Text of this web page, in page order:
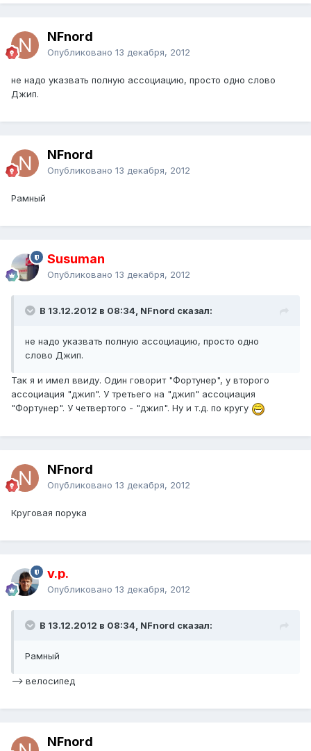
NFnord
Опубликовано 13 декабря, 2012
не надо указвать полную ассоциацию, просто одно слово
Джип.
NFnord
Опубликовано 13 декабря, 2012
Рамный
Susuman
Опубликовано 13 декабря, 2012
В 13.12.2012 в 08:34, NFnord сказал:
не надо указвать полную ассоциацию, просто одно
слово Джип.
Так я и имел ввиду. Один говорит "Фортунер", у второго
ассоциация "джип". У третьего на "джип" ассоциация
"Фортунер". У четвертого - "джип". Ну и т.д. по кругу
NFnord
Опубликовано 13 декабря, 2012
Круговая порука
v.p.
Опубликовано 13 декабря, 2012
В 13.12.2012 в 08:34, NFnord сказал:
Рамный
--> велосипед
NFnord